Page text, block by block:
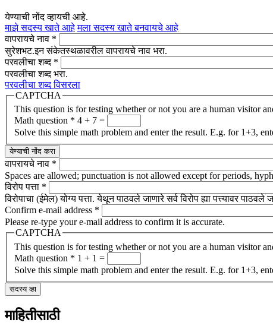
येण्याची नोंद व्हायची आहे.
माझे सदस्य खाते आहे मला सदस्य खाते बनवायचे आहे
वापरायचे नाव *
सुरेशभट.इन संकेतस्थळावरील वापरायचे नाव भरा.
परवलीचा शब्द *
परवलीचा शब्द भरा.
परवलीचा शब्द विसरला
CAPTCHA
This question is for testing whether or not you are a human visitor
Math question * 4 + 7 =
Solve this simple math problem and enter the result. E.g. for 1+3,
वापरायचे नाव *
Spaces are allowed; punctuation is not allowed except for periods,
विरोप पत्ता *
विरोपाचा (ईमेल) योग्य पत्ता. येथून पाठवले जाणारे सर्व विरोप ह्या पत्त्यावर
Confirm e-mail address *
Please re-type your e-mail address to confirm it is accurate.
CAPTCHA
This question is for testing whether or not you are a human visitor
Math question * 1 + 1 =
Solve this simple math problem and enter the result. E.g. for 1+3,
माहितीसाठी